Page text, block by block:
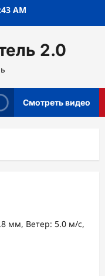
AM
2.0
Смотреть видео
мм, Ветер: 5.0 м/с,